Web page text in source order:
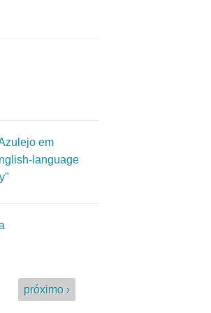
em
language
próximo ›